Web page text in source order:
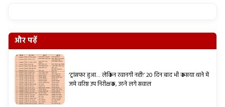
और पढ़ें
‘ट्रांसफर हुआ… लेकिन रवानगी नहीं!’ 20 दिन बाद भी कसया थाने में
जमे वरिष्ठ उप निरीक्षक, उठने लगे सवाल